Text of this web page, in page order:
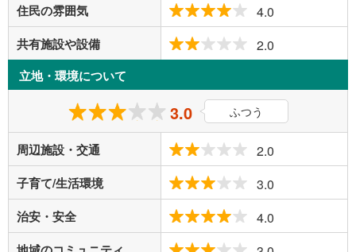
住民の雰囲気 4.0
共有施設や設備 2.0
立地・環境について
3.0 ふつう
周辺施設・交通 2.0
子育て/生活環境 3.0
治安・安全 4.0